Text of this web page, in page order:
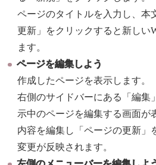
ページのタイトルを入力し、本
更新」をクリックすると新しい
ます。
ページを編集しよう
作成したページを表示します。
右側のサイドバーにある「編集
示中のページを編集する画面が
内容を編集し「ページの更新」
変更が反映されます。